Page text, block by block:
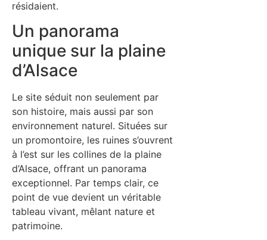
résidaient.
Un panorama
unique sur la plaine
d’Alsace
Le site séduit non seulement par
son histoire, mais aussi par son
environnement naturel. Situées sur
un promontoire, les ruines s’ouvrent
à l’est sur les collines de la plaine
d’Alsace, offrant un panorama
exceptionnel. Par temps clair, ce
point de vue devient un véritable
tableau vivant, mêlant nature et
patrimoine.